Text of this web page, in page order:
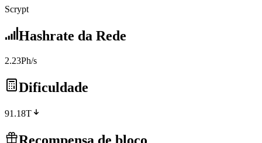
Scrypt
Hashrate da Rede
2.23Ph/s
Dificuldade
91.18T
Recompensa de bloco